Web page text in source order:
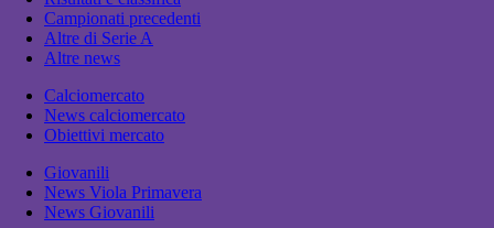
Campionati precedenti
Altre di Serie A
Altre news
Calciomercato
News calciomercato
Obiettivi mercato
Giovanili
News Viola Primavera
News Giovanili